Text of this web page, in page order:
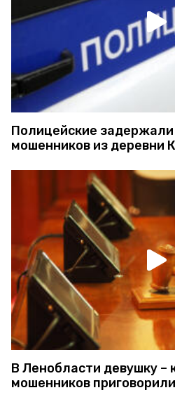
Полицейские задержали
мошенников из деревни
В Ленобласти девушку –
мошенников